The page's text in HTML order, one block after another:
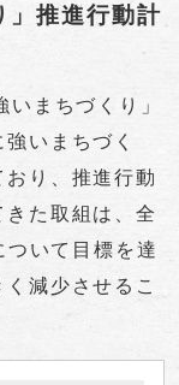
」推進行動計
まちづくり」
いまちづく
り、推進行動
た取組は、全
いて目標を達
減少させるこ